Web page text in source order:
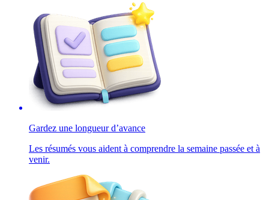
Gardez une longueur d’avance
Les résumés vous aident à comprendre la semaine passée et à
venir.